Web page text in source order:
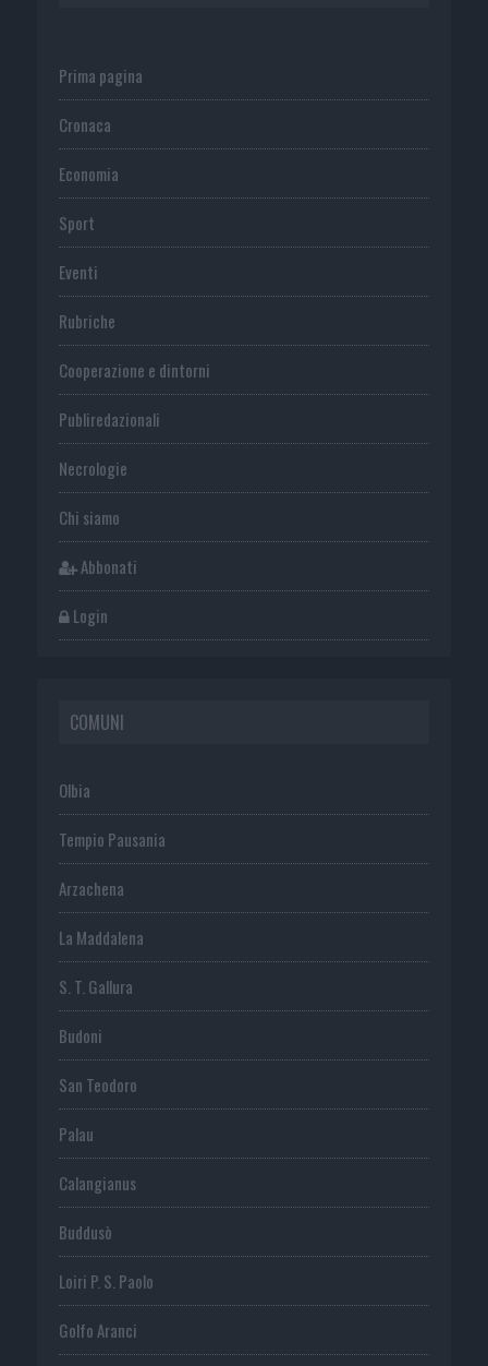
Prima pagina
Cronaca
Economia
Sport
Eventi
Rubriche
Cooperazione e dintorni
Publiredazionali
Necrologie
Chi siamo
Abbonati
Login
COMUNI
Olbia
Tempio Pausania
Arzachena
La Maddalena
S. T. Gallura
Budoni
San Teodoro
Palau
Calangianus
Buddusò
Loiri P. S. Paolo
Golfo Aranci